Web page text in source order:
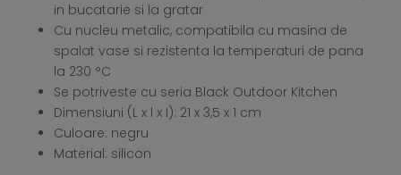
in bucatarie si la gratar
Cu nucleu metalic, compatibila cu masina de
spalat vase si rezistenta la temperaturi de pana
la 230 °C
Se potriveste cu seria Black Outdoor Kitchen
Dimensiuni (L x l x I): 21 x 3,5 x 1 cm
Culoare: negru
Material: silicon